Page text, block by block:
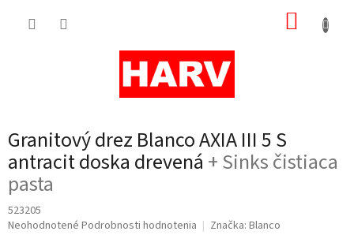
Granitový drez Blanco AXIA III 5 S
antracit doska drevená + Sinks čistiaca
pasta
523205
Priemerné
Neohodnotené Podrobnosti hodnotenia Značka: Blanco